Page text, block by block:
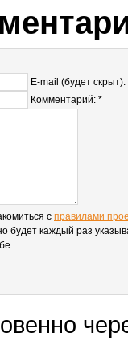
E-mail (будет скрыт):
Комментарий: *
с правилами
будет каждый раз